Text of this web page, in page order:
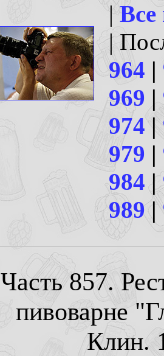
|
|
964 |
969 |
974|
979 |
984 |
989|
Часть 857.
пивоварне
Клин.